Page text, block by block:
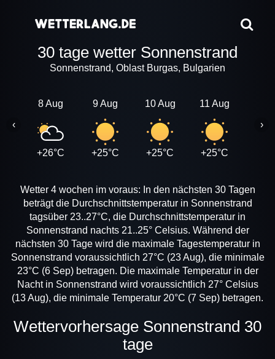
30 tage wetter Sonnenstrand
Sonnenstrand, Oblast Burgas, Bulgarien
8 Aug
+26°C
9 Aug
+25°C
10 Aug
+25°C
11 Aug
+25°C
‹ ›
Wetter 4 wochen im voraus: In den nächsten 30 Tagen
beträgt die Durchschnittstemperatur in Sonnenstrand
tagsüber 23..27°C, die Durchschnittstemperatur in
Sonnenstrand nachts 21..25° Celsius. Während der
nächsten 30 Tage wird die maximale Tagestemperatur in
Sonnenstrand voraussichtlich 27°C (23 Aug), die minimale
23°C (6 Sep) betragen. Die maximale Temperatur in der
Nacht in Sonnenstrand wird voraussichtlich 27° Celsius
(13 Aug), die minimale Temperatur 20°C (7 Sep) betragen.
Wettervorhersage Sonnenstrand 30
tage